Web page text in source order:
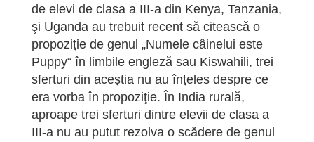
de elevi de clasa a III-a din Kenya, Tanzania,
şi Uganda au trebuit recent să citească o
propoziţie de genul „Numele câinelui este
Puppy“ în limbile engleză sau Kiswahili, trei
sferturi din aceştia nu au înţeles despre ce
era vorba în propoziţie. În India rurală,
aproape trei sferturi dintre elevii de clasa a
III-a nu au putut rezolva o scădere de genul